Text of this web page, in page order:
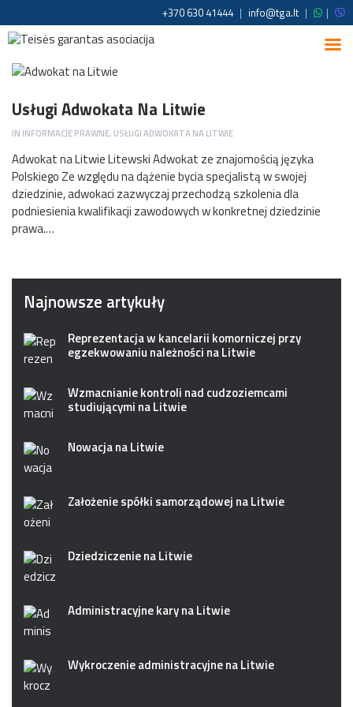
+370 630 41444 | info@tga.lt | |
Usługi Adwokata Na Litwie
IN INFORMACJE PRAWNE, USŁUGI ADWOKATA NA LITWIE
Adwokat na Litwie Litewski Adwokat ze znajomością języka
Polskiego Ze względu na dążenie bycia specjalistą w swojej
dziedzinie, adwokaci zazwyczaj przechodzą szkolenia dla
podniesienia kwalifikacji zawodowych w konkretnej dziedzinie
prawa.…
Najnowsze artykuły
Reprezentacja w kancelarii komorniczej przy
egzekwowaniu należności na Litwie
Wzmacnianie kontroli nad cudzoziemcami
studiującymi na Litwie
Nowacja na Litwie
Założenie spółki samorządowej na Litwie
Dziedziczenie na Litwie
Administracyjne kary na Litwie
Wykroczenie administracyjne na Litwie